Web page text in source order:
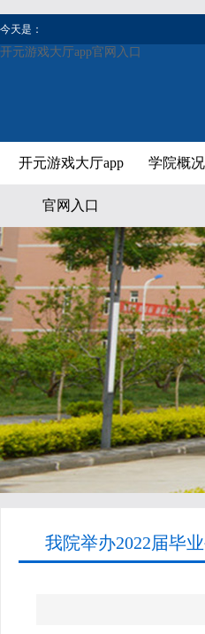
今天是：
开元游戏大厅app官网入口
开元游戏大厅app
官网入口
学院概况
我院举办2022届毕